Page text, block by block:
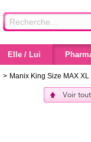
Elle / Lui
> Manix King Size MAX
Voir